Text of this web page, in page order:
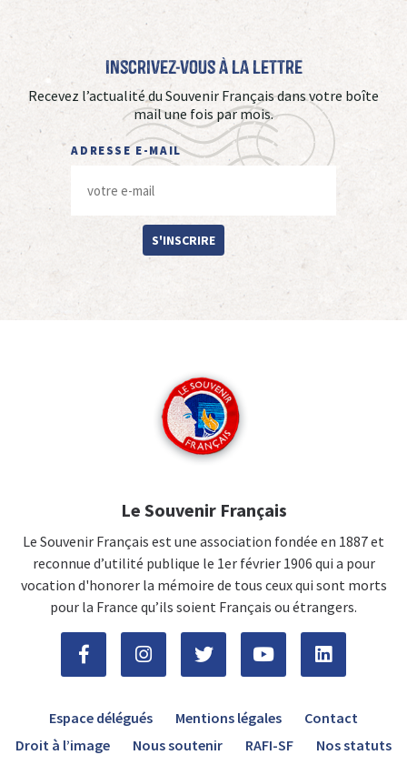
Inscrivez-vous à La Lettre
Recevez l’actualité du Souvenir Français dans votre boîte
mail une fois par mois.
ADRESSE E-MAIL
S'INSCRIRE
Le Souvenir Français
Le Souvenir Français est une association fondée en 1887 et
reconnue d’utilité publique le 1er février 1906 qui a pour
vocation d'honorer la mémoire de tous ceux qui sont morts
pour la France qu’ils soient Français ou étrangers.
Espace délégués Mentions légales
Contact
Droit à l’image
Nous soutenir RAFI-SF Nos statuts